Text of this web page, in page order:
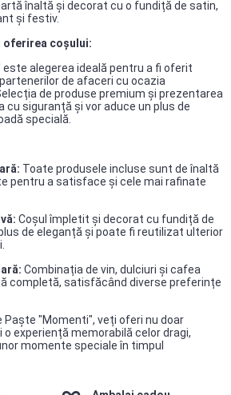
înaltă și decorat cu o fundiță de satin,
și festiv.​
oferirea coșului:
alegerea ideală pentru a fi oferit
de afaceri cu ocazia
de produse premium și prezentarea
cu siguranță și vor aduce un plus de
specială.​
Toate produsele incluse sunt de înaltă
pentru a satisface și cele mai rafinate
Coșul împletit și decorat cu fundiță de
de eleganță și poate fi reutilizat ulterior
Combinația de vin, dulciuri și cafea
completă, satisfăcând diverse preferințe
Paște "Momenti", veți oferi nu doar
experiență memorabilă celor dragi,
momente speciale în timpul